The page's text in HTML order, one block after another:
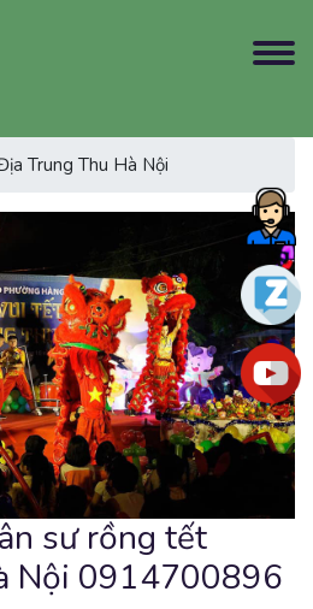
Trung Thu Hà Nội
sư rồng tết
Nội 0914700896